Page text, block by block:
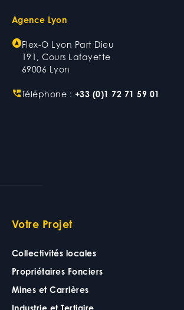
Agence Lyon
Flex-O Lyon Part Dieu
191, Cours Lafayette
69006 Lyon
Téléphone : +33 (0)1 72 71 59 01
Votre Projet
Collectivités locales
Propriétaires Fonciers
Mines et Carrières
Industrie et Tertiaire